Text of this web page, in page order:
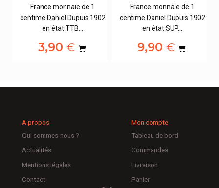
France monnaie de 1
centime Daniel Dupuis 1902
en état TTB…
3,90 €
France monnaie de 1
centime Daniel Dupuis 1902
en état SUP…
9,90€
A propos
Qui sommes-nous ?
Actualités
Mentions légales
Contact
Mon compte
Tableau de bord
Commandes
Livraison
Panier